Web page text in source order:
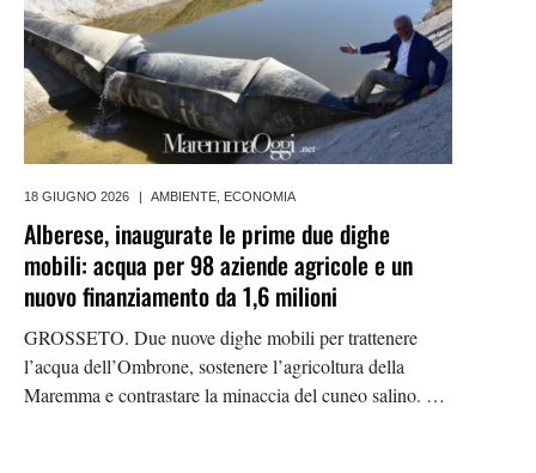
18 GIUGNO 2026 | AMBIENTE ECONOMIA
Alberese, inaugurate le prime due dighe
mobili: acqua per 98 aziende agricole e un
nuovo finanziamento da 1,6 milioni
GROSSETO. Due nuove dighe mobili per trattenere
l’acqua dell’Ombrone, sostenere l’agricoltura della
Maremma e contrastare la minaccia del cuneo salino. Ad